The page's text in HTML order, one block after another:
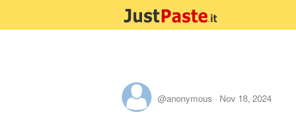
@anonymous · Nov 18, 2024